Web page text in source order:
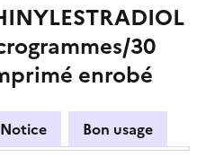
30
enrobé
Notice
Bon usage